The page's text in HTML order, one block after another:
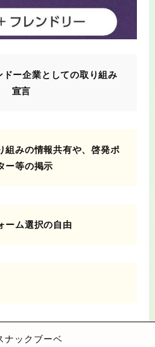
ー企業としての取り組み
宣言
組みの情報共有や、啓発ポ
ー等の掲示
ーム選択の自由
ナックブーベ